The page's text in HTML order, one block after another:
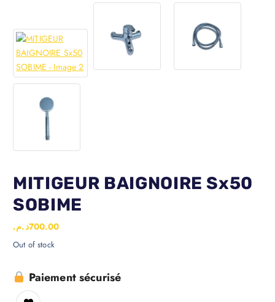
MITIGEUR BAIGNOIRE Sx50
SOBIME
700.00د.م.
Out of stock
Paiement sécurisé